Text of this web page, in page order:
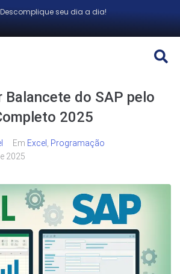
Descomplique seu dia a dia!
Balancete do SAP pelo
2025
Em Excel , Programação
2025